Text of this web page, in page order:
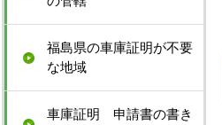
福島県の車庫証明が不要
な地域
車庫証明 申請書の書き